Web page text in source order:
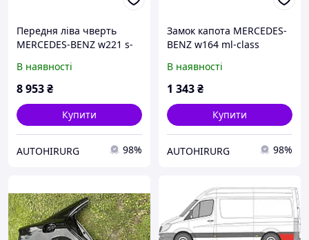
Передня ліва чверть
MERCEDES-BENZ w221 s-
В наявності
8 953₴
Купити
AUTOHIRURG 98%
Замок капота MERCEDES-
BENZ w164 ml-class
В наявності
1 343₴
Купити
AUTOHIRURG 98%